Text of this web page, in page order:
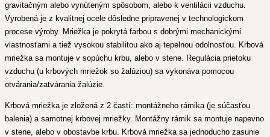
gravitačným alebo vynúteným spôsobom, alebo k ventilácii vzduchu.
Vyrobená je z kvalitnej ocele dôsledne pripravenej v technologickom
procese výroby. Mriežka je pokrytá farbou s dobrými mechanickými
vlastnosťami a tiež vysokou stabilitou ako aj tepelnou odolnosťou. Krbová
mriežka sa montuje v sopúchu krbu, alebo v stene. Regulácia prietoku
vzduchu (u krbových mriežok so žalúziou) sa vykonáva pomocou
otvárania/zatvárania žalúzie.
Krbová mriežka je zložená z 2 častí: montážneho rámika (je súčasťou
balenia) a samotnej krbovej mriežky. Montážny rámik sa montuje napevno
v stene, alebo v obostavbe krbu. Krbová mriežka sa jednoducho zasunie